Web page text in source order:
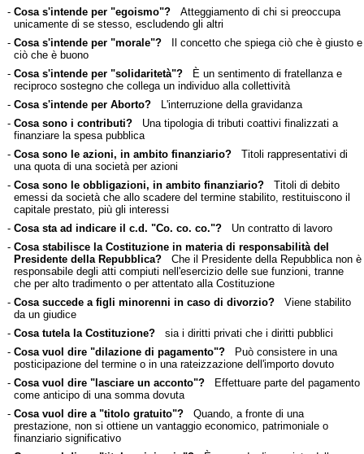
- Cosa s'intende per "egoismo"?Atteggiamento di chi si preoccupa
unicamente di se stesso, escludendo gli altri
- Cosa s'intende per "morale"?Il concetto che spiega ciò che è giusto e
ciò che è buono
- Cosa s'intende per "solidaritetà"?È un sentimento di fratellanza e
reciproco sostegno che collega un individuo alla collettività
- Cosa s'intende per Aborto?L'interruzione della gravidanza
- Cosa sono i contributi?Una tipologia di tributi coattivi finalizzati a
finanziare la spesa pubblica
- Cosa sono le azioni, in ambito finanziario?Titoli rappresentativi di
una quota di una società per azioni
- Cosa sono le obbligazioni, in ambito finanziario?Titoli di debito
emessi da società che allo scadere del termine stabilito, restituiscono il
capitale prestato, più gli interessi
- Cosa sta ad indicare il c.d. "Co. co. co."?Un contratto di lavoro
- Cosa stabilisce la Costituzione in materia di responsabilità del
Presidente della Repubblica?Che il Presidente della Repubblica non è
responsabile degli atti compiuti nell'esercizio delle sue funzioni, tranne
che per alto tradimento o per attentato alla Costituzione
- Cosa succede a figli minorenni in caso di divorzio?Viene stabilito
da un giudice
- Cosa tutela la Costituzione?sia i diritti privati che i diritti pubblici
- Cosa vuol dire "dilazione di pagamento"?Può consistere in una
posticipazione del termine o in una rateizzazione dell'importo dovuto
- Cosa vuol dire "lasciare un acconto"?Effettuare parte del pagamento
come anticipo di una somma dovuta
- Cosa vuol dire a "titolo gratuito"?Quando, a fronte di una
prestazione, non si ottiene un vantaggio economico, patrimoniale o
finanziario significativo